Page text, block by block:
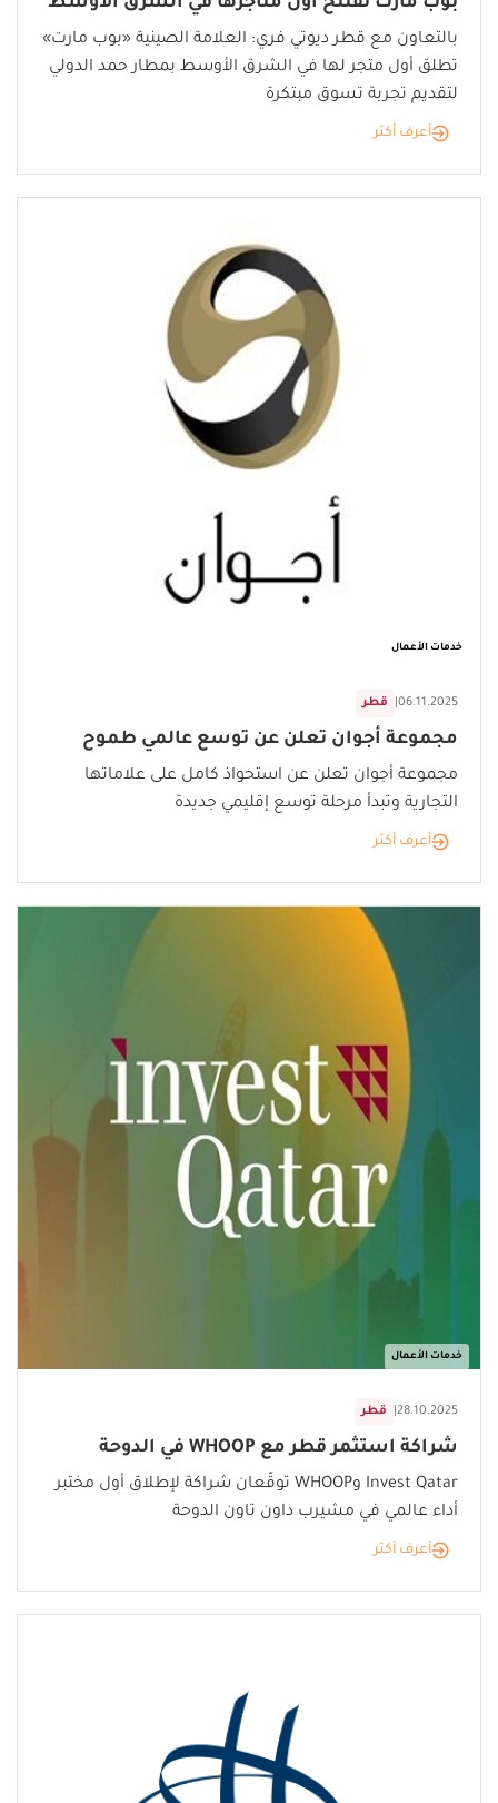
بالتعاون مع قطر ديوتي فري: العلامة الصينية «بوب مارت»
تطلق أول متجر لها في الشرق الأوسط بمطار حمد الدولي
لتقديم تجربة تسوق مبتكرة
أعرف أكثر
خدمات الأعمال
قطر 06.11.2025
مجموعة أجوان تعلن عن توسع عالمي طموح
مجموعة أجوان تعلن عن استحواذ كامل على علاماتها
التجارية وتبدأ مرحلة توسع إقليمي جديدة
أعرف أكثر
خدمات الأعمال
قطر 28.10.2025
شراكة استثمر قطر مع WHOOP في الدوحة
Invest Qatar وWHOOP توقّعان شراكة لإطلاق أول مختبر
أداء عالمي في مشيرب داون تاون الدوحة
أعرف أكثر